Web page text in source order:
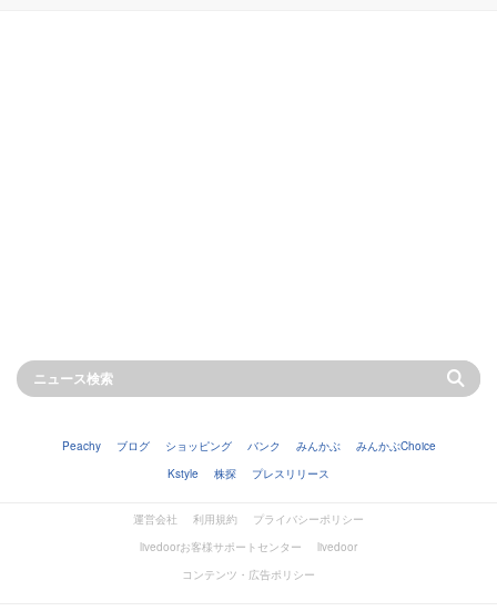
Peachy ブログ ショッピング バンク みんかぶ
みんかぶChoice
Kstyle
株探 プレスリリース
運営会社 利用規約
プライバシーポリシー
livedoorお客様サポートセンター
livedoor
コンテンツ・広告ポリシー